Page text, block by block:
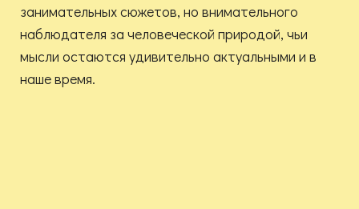
занимательных сюжетов, но внимательного
наблюдателя за человеческой природой, чьи
мысли остаются удивительно актуальными и в
наше время.